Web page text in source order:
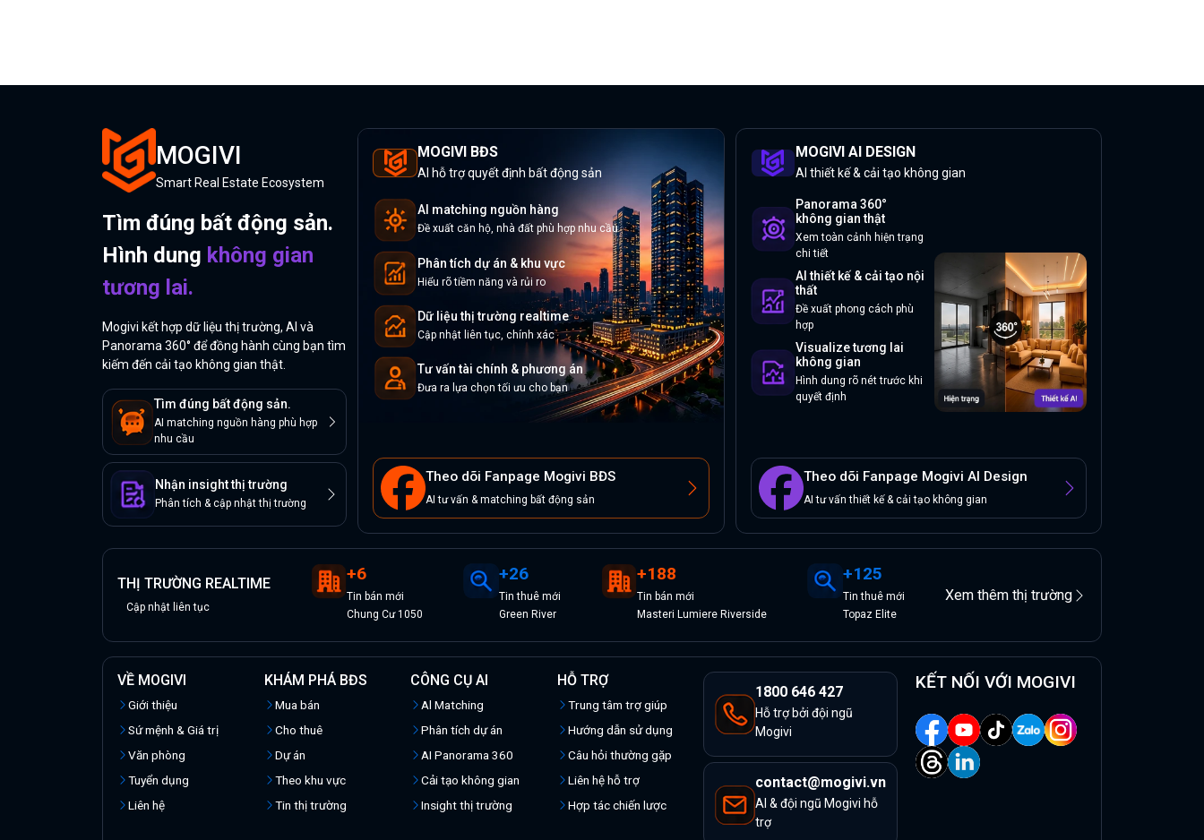
MOGIVI
Smart Real Estate Ecosystem
Tìm đúng bất động sản.
Hình dung không gian
tương lai.
Mogivi kết hợp dữ liệu thị trường, AI và
Panorama 360° để đồng hành cùng bạn tìm
kiếm đến cải tạo không gian thật.
Tìm đúng bất động sản.
AI matching nguồn hàng phù hợp
nhu cầu
Nhận insight thị trường
Phân tích & cập nhật thị trường
MOGIVI BĐS
AI hỗ trợ quyết định bất động sản
AI matching nguồn hàng
Đề xuất căn hộ, nhà đất phù hợp nhu cầu
Phân tích dự án & khu vực
Hiểu rõ tiềm năng và rủi ro
Dữ liệu thị trường realtime
Cập nhật liên tục, chính xác
Tư vấn tài chính & phương án
Đưa ra lựa chọn tối ưu cho bạn
Theo dõi Fanpage Mogivi BĐS
AI tư vấn & matching bất động sản
MOGIVI AI DESIGN
AI thiết kế & cải tạo không gian
Panorama 360°
không gian thật
Xem toàn cảnh hiện trạng
chi tiết
AI thiết kế & cải tạo nội
thất
Đề xuất phong cách phù
hợp
Visualize tương lai
không gian
Hình dung rõ nét trước khi
quyết định
Theo dõi Fanpage Mogivi AI Design
AI tư vấn thiết kế & cải tạo không gian
THỊ TRƯỜNG REALTIME
Cập nhật liên tục
+6
Tin bán mới
Chung Cư 1050
+26
Tinthuê mới
Green River
+188
Tin bán mới
Masteri Lumiere Riverside
+125
Tinthuê mới
Topaz Elite
Xem thêm thị trường
VỀ MOGIVI
Giới thiệu
Sứ mệnh & Giá trị
Văn phòng
Tuyển dụng
Liên hệ
KHÁM PHÁ BĐS
Mua bán
Cho thuê
Dự án
Theo khu vực
Tin thị trường
CÔNG CỤ AI
Al Matching
Phân tích dự án
AI Panorama 360
Cải tạo không gian
Insight thị trường
HỖ TRỢ
Trung tâm trợ giúp
Hướng dẫn sử dụng
Câu hỏi thường gặp
Liên hệ hỗ trợ
Hợp tác chiến lược
1800 646 427
Hỗ trợ bởi đội ngũ
Mogivi
contact@mogivi.vn
AI & đội ngũ Mogivi hỗ
trợ
KẾT NỐI VỚI MOGIVI